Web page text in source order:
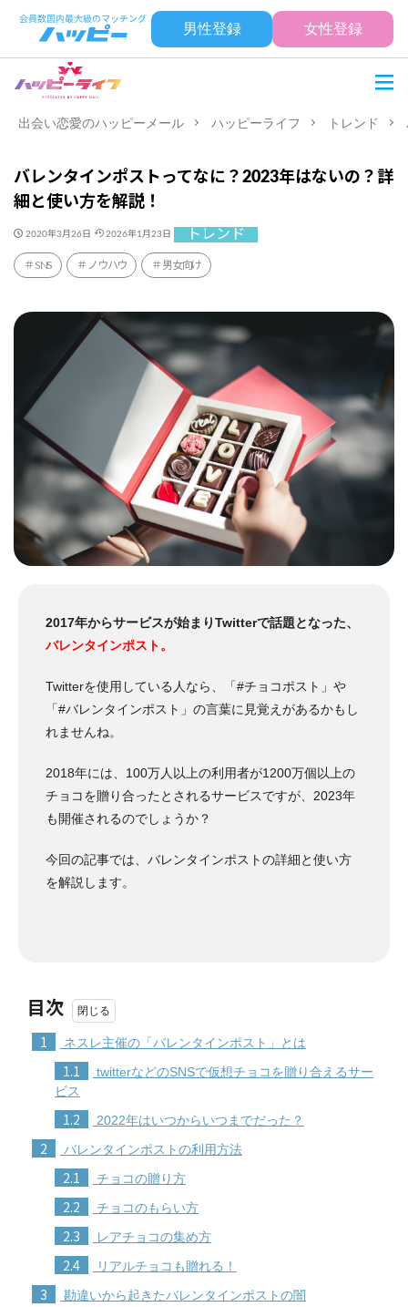
男性登録 女性登録
出会い恋愛のハッピーメール ハッピーライフ トレンド
バレンタインポストってなに？2023年はないの？詳
細と使い方を解説！
2020年3月26日 2026年1月23日 トレンド
SNS ノウハウ 男女向け
2017年からサービスが始まりTwitterで話題となった、
バレンタインポスト。
Twitterを使用している人なら、「#チョコポスト」や
「#バレンタインポスト」の言葉に見覚えがあるかもし
れませんね。
2018年には、100万人以上の利用者が1200万個以上の
チョコを贈り合ったとされるサービスですが、2023年
も開催されるのでしょうか？
今回の記事では、バレンタインポストの詳細と使い方
を解説します。
目次
1 ネスレ主催の「バレンタインポスト」とは
1.1
twitterなどのSNSで仮想チョコを贈り合えるサー
ビス
1.2 2022年はいつからいつまでだった？
2 バレンタインポストの利用方法
2.1 チョコの贈り方
2.2 チョコのもらい方
2.3 レアチョコの集め方
2.4 リアルチョコも贈れる！
3 勘違いから起きたバレンタインポストの闇